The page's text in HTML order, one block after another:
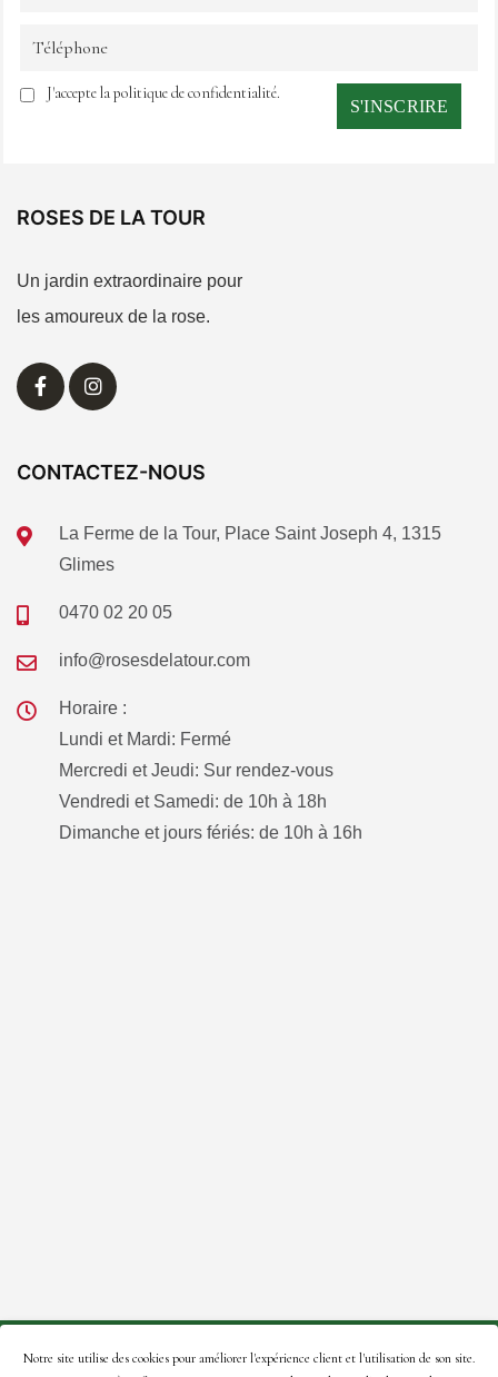
J'accepte la politique de confidentialité.
ROSES DE LA TOUR
Un jardin extraordinaire pour
les amoureux de la rose.
CONTACTEZ-NOUS
La Ferme de la Tour, Place Saint Joseph 4, 1315
Glimes
0470 02 20 05
info@rosesdelatour.com
Horaire :
Lundi et Mardi: Fermé
Mercredi et Jeudi: Sur rendez-vous
Vendredi et Samedi: de 10h à 18h
Dimanche et jours fériés: de 10h à 16h
© 2021 Roses de la Tour – Site créé par:A2Com.
Notre site utilise des cookies pour améliorer l'expérience client et l'utilisation de son site.